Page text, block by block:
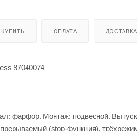
КУПИТЬ ОПЛАТА ДОСТАВКА
87040074
фарфор. Монтаж: подвесной.
(stop-функция),